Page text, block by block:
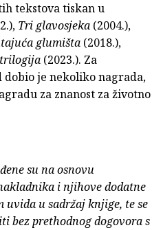
tekstova tiskan u
Tri glavosjeka (2004.),
glumišta (2018.),
(2023.). Za
je nekoliko nagrada,
za znanost za životno
su na osnovu
i njihove dodatne
uvida u sadržaj knjige, te se
bez prethodnog dogovora s